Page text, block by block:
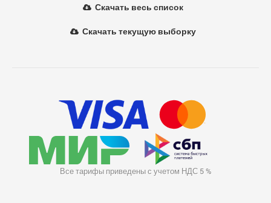
Скачать весь список
Скачать текущую выборку
Все тарифы приведены с учетом НДС 5 %